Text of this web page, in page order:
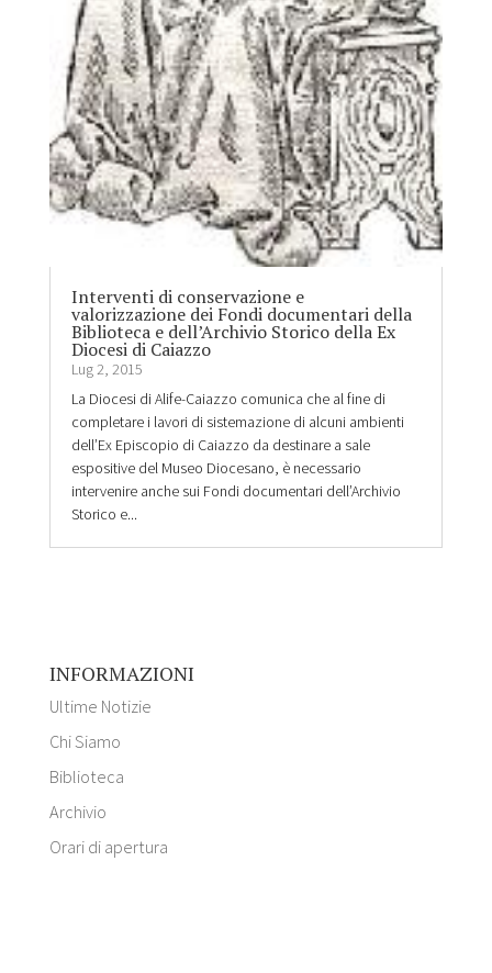
Interventi di conservazione e
valorizzazione dei Fondi documentari della
Biblioteca e dell’Archivio Storico della Ex
Diocesi di Caiazzo
Lug 2, 2015
La Diocesi di Alife-Caiazzo comunica che al fine di
completare i lavori di sistemazione di alcuni ambienti
dell’Ex Episcopio di Caiazzo da destinare a sale
espositive del Museo Diocesano, è necessario
intervenire anche sui Fondi documentari dell’Archivio
Storico e...
INFORMAZIONI
Ultime Notizie
Chi Siamo
Biblioteca
Archivio
Orari di apertura